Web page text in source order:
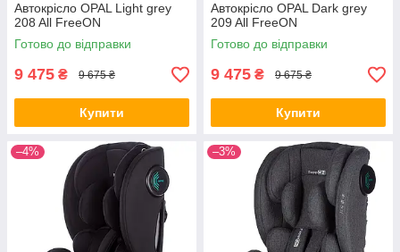
Автокрісло OPAL Light grey
208 All FreeON
Готово до відправки
9 475 ₴ 9 675 ₴
Купити
Автокрісло OPAL Dark grey
209 All FreeON
Готово до відправки
9 475 ₴ 9 675 ₴
Купити
–4% –3%